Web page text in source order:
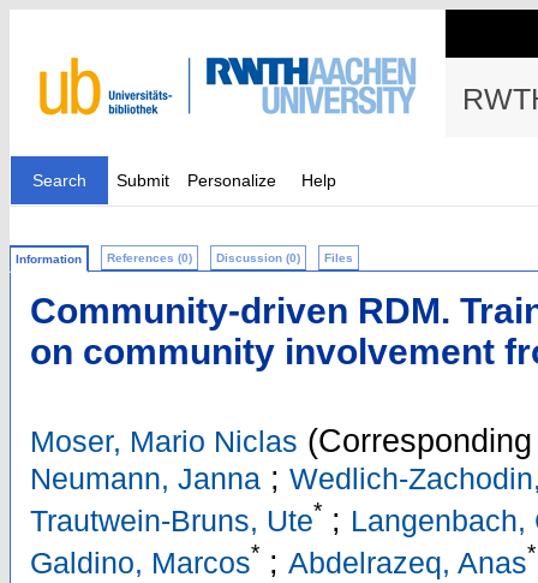
Search Submit Personalize Help
Information References (0) Discussion (0) Files
Community-driven RDM.
on community involvement
Moser, Mario Niclas
Neumann, Janna ; Wedlich-
Trautwein-Bruns, Ute* ; Langenbach,
Galdino, Marcos* ; Abdelrazeq, Anas*